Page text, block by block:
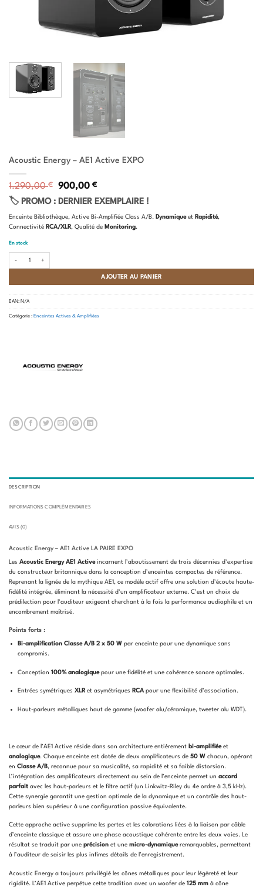
Acoustic Energy – AE1 Active EXPO
1.290,00€
Le
initial
était :
1.290,00 €.
900,00€Le
actuel
est :
900,00 €.
🏷️ PROMO : DERNIER EXEMPLAIRE !
Enceinte Bibliothèque, Active Bi-Amplifiée Class A/B. Dynamiqueet Rapidité,
Connectivité RCA/XLR, Qualité de Monitoring.
En stock
AJOUTER AU PANIER
EAN: N/A
Catégorie : Enceintes Actives & Amplifiées
DESCRIPTION
INFORMATIONS COMPLÉMENTAIRES
AVIS (0)
Acoustic Energy – AE1 Active LA PAIRE EXPO
Les Acoustic Energy AE1 Activeincarnent l’aboutissement de trois décennies d’expertise
du constructeur britannique dans la conception d’enceintes compactes de référence.
Reprenant la lignée de la mythique AE1, ce modèle actif offre une solution d’écoute haute-
fidélité intégrée, éliminant la nécessité d’un amplificateur externe. C’est un choix de
prédilection pour l’auditeur exigeant cherchant à la fois la performance audiophile et un
encombrement maîtrisé.
Points forts :
Bi-amplification Classe A/B 2 x 50 Wpar enceinte pour une dynamique sans
compromis.
Conception 100% analogiquepour une fidélité et une cohérence sonore optimales.
Entrées symétriques XLRet asymétriques RCApour une flexibilité d’association.
Haut-parleurs métalliques haut de gamme (woofer alu/céramique, tweeter alu WDT).
Le cœur de l’AE1 Active réside dans son architecture entièrement bi-amplifiéeet
analogique. Chaque enceinte est dotée de deux amplificateurs de 50 W chacun, opérant
en Classe A/B, reconnue pour sa musicalité, sa rapidité et sa faible distorsion.
L’intégration des amplificateurs directement au sein de l’enceinte permet un accord
parfait avec les haut-parleurs et le filtre actif (un Linkwitz-Riley du 4e ordre à 3,5 kHz).
Cette synergie garantit une gestion optimale de la dynamique et un contrôle des haut-
parleurs bien supérieur à une configuration passive équivalente.
Cette approche active supprime les pertes et les colorations liées à la liaison par câble
d’enceinte classique et assure une phase acoustique cohérente entre les deux voies. Le
résultat se traduit par une précision et une micro-dynamiqueremarquables, permettant
à l’auditeur de saisir les plus infimes détails de l’enregistrement.
Acoustic Energy a toujours privilégié les cônes métalliques pour leur légèreté et leur
rigidité. L’AE1 Active perpétue cette tradition avec un woofer de 125 mm à cône